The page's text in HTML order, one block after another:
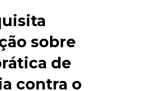
sobre
de
contra o